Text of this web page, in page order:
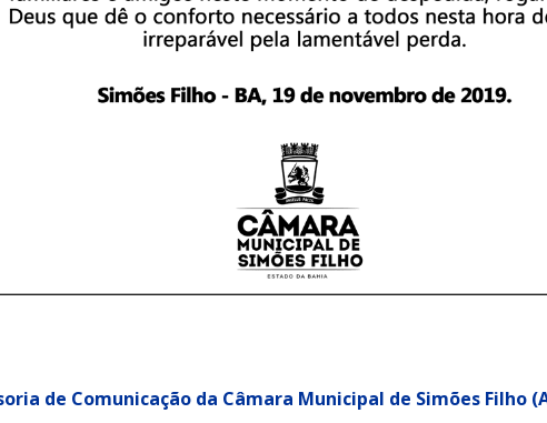
de Comunicação da Câmara Municipal de Simões Filho